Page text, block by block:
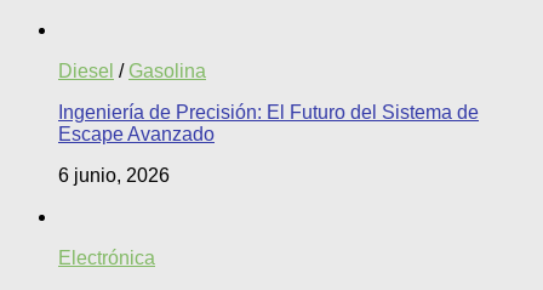
Diesel / Gasolina
Ingeniería de Precisión: El Futuro del Sistema de
Escape Avanzado
6 junio, 2026
Electrónica